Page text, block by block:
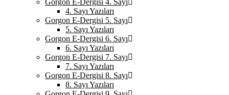
Gorgon E-Dergisi 4. Sayı
4. Sayı Yazıları
Gorgon E-Dergisi 5. Sayı
5. Sayı Yazıları
Gorgon E-Dergisi 6. Sayı
6. Sayı Yazıları
Gorgon E-Dergisi 7. Sayı
7. Sayı Yazıları
Gorgon E-Dergisi 8. Sayı
8. Sayı Yazıları